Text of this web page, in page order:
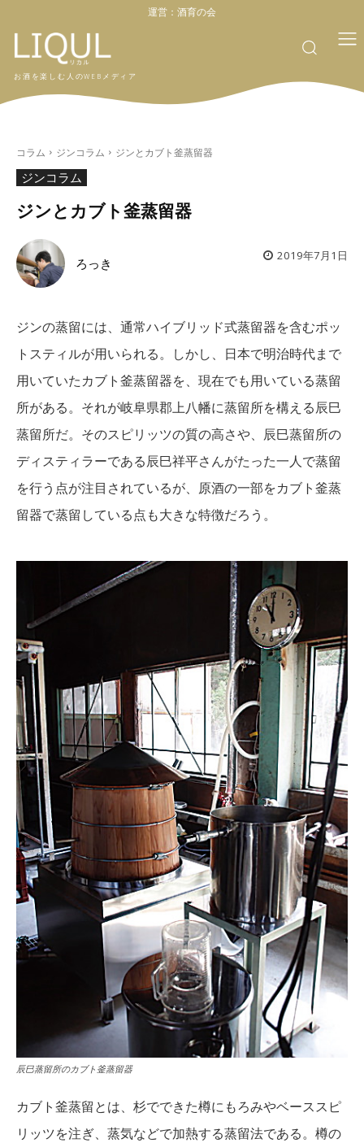
運営： 酒育の会
お酒を楽しむ人のWEBメディア
コラム ジンコラム ジンとカブト釜蒸留器
ジンコラム
ジンとカブト釜蒸留器
ろっき 2019年7月1日
ジンの蒸留には、通常ハイブリッド式蒸留器を含むポッ
トスティルが用いられる。しかし、日本で明治時代まで
用いていたカブト釜蒸留器を、現在でも用いている蒸留
所がある。それが岐阜県郡上八幡に蒸留所を構える辰巳
蒸留所だ。そのスピリッツの質の高さや、辰巳蒸留所の
ディスティラーである辰巳祥平さんがたった一人で蒸留
を行う点が注目されているが、原酒の一部をカブト釜蒸
留器で蒸留している点も大きな特徴だろう。
辰巳蒸留所のカブト釜蒸留器
カブト釜蒸留とは、杉でできた樽にもろみやベーススピ
リッツを注ぎ、蒸気などで加熱する蒸留法である。樽の